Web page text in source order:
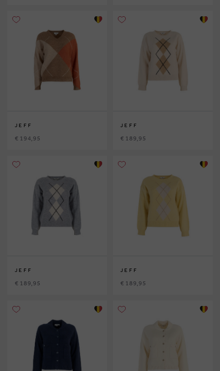
JEFF
€ 194,95
JEFF
€ 189,95
JEFF
€ 189,95
JEFF
€ 189,95